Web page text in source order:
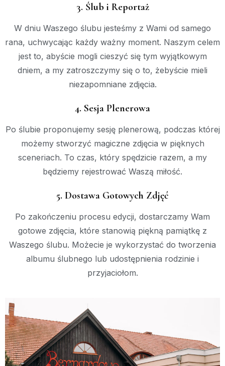
3. Ślub i Reportaż
W dniu Waszego ślubu jesteśmy z Wami od samego
rana, uchwycając każdy ważny moment. Naszym celem
jest to, abyście mogli cieszyć się tym wyjątkowym
dniem, a my zatroszczymy się o to, żebyście mieli
niezapomniane zdjęcia.
4. Sesja Plenerowa
Po ślubie proponujemy sesję plenerową, podczas której
możemy stworzyć magiczne zdjęcia w pięknych
sceneriach. To czas, który spędzicie razem, a my
będziemy rejestrować Waszą miłość.
5. Dostawa Gotowych Zdjęć
Po zakończeniu procesu edycji, dostarczamy Wam
gotowe zdjęcia, które stanowią piękną pamiątkę z
Waszego ślubu. Możecie je wykorzystać do tworzenia
albumu ślubnego lub udostępnienia rodzinie i
przyjaciołom.